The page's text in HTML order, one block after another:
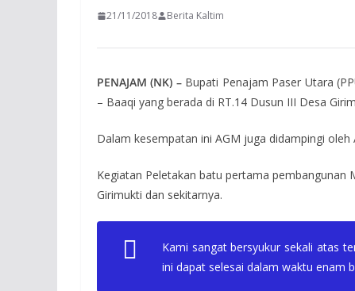
21/11/2018 Berita Kaltim
PENAJAM (NK) – Bupati Penajam Paser Utara
– Baaqi yang berada di RT.14 Dusun III Desa
Dalam kesempatan ini AGM juga didampingi
Kegiatan Peletakan batu pertama pembangunan
Girimukti dan sekitarnya.
Kami sangat bersyukur sekali atas
ini dapat selesai dalam waktu enam